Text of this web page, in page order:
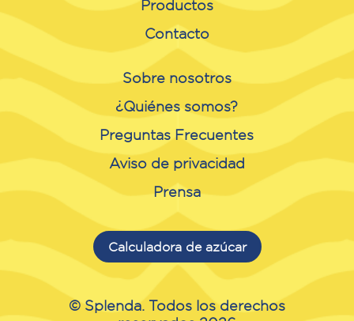
Productos
Contacto
Sobre nosotros
¿Quiénes somos?
Preguntas Frecuentes
Aviso de privacidad
Prensa
Calculadora de azúcar
© Splenda. Todos los derechos